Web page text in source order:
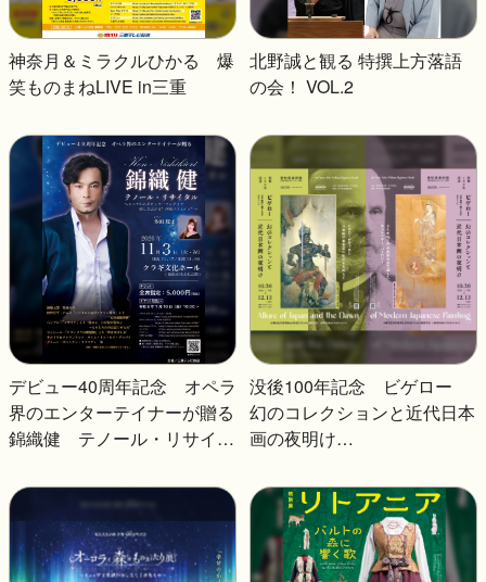
神奈月＆ミラクルひかる 爆
笑ものまねLIVE in三重
北野誠と観る 特撰上方落語
の会！ VOL.2
デビュー40周年記念 オペラ
界のエンターテイナーが贈る
錦織健 テノール・リサイタ
～オペラからポピュラーソン
グまで楽しさ広がる“声楽バ
ラエティ”～
没後100年記念 ビゲロー
幻のコレクションと近代日本
画の夜明け
ストン人──